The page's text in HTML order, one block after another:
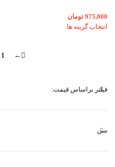
فیلتر براساس قیمت:
سن
مدل حیوانات
975,000 تومان
انتخاب گزینه ها
←
1